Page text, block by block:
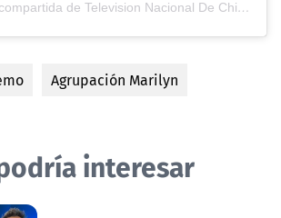
Una publicación compartida de Television Nacional De Chile (@tvn)
Agrupación Marilyn
interesar